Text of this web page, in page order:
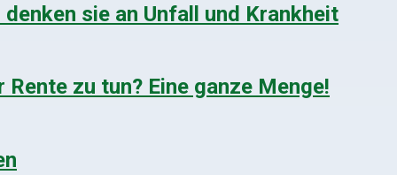
sie an Unfall und Krankheit
zu tun? Eine ganze Menge!